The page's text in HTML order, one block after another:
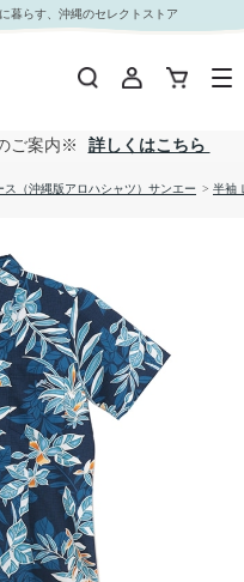
｜おきなわセレクト サンエー公式通販
暮らす、沖縄のセレクトストア
ご案内※ 詳しくはこちら
（沖縄版アロハシャツ）サンエー > 半袖